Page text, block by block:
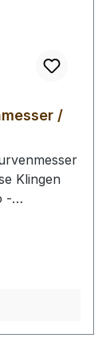
/
Klingen
-
/
wir
von
Klinge